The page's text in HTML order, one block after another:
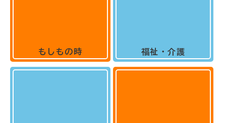
もしもの時 福祉・介護